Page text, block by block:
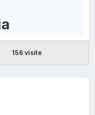
156 visite